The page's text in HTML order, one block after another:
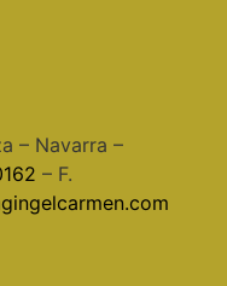
– Navarra –
– F.